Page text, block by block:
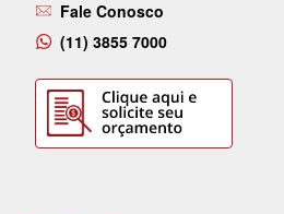
Fale Conosco
(11) 3855 7000